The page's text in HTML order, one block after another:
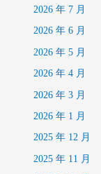
2026 年 7 月
2026 年 6 月
2026 年 5 月
2026 年 4 月
2026 年 3 月
2026 年 1 月
2025 年 12 月
2025 年 11 月